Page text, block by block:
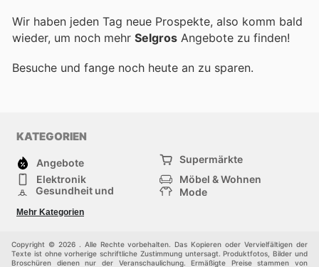
Wir haben jeden Tag neue Prospekte, also komm bald
wieder, um noch mehr Selgros Angebote zu finden!
Besuche und fange noch heute an zu sparen.
KATEGORIEN
Angebote
Supermärkte
Elektronik
Möbel & Wohnen
Gesundheit und
Mode
Sportartikel und
Einkaufzentren
Andere
Mehr Kategorien
Copyright © 2026 . Alle Rechte vorbehalten. Das Kopieren oder Vervielfältigen der
Texte ist ohne vorherige schriftliche Zustimmung untersagt. Produktfotos, Bilder und
Broschüren dienen nur der Veranschaulichung. Ermäßigte Preise stammen von